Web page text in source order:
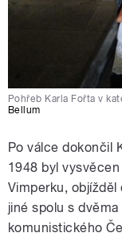
Pohřeb Karla Fořta v
Bellum
Po válce dokončil
1948 byl
Vimperku,
jiné spolu s
komunistického